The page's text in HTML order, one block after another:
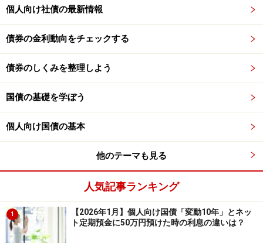
個人向け社債の最新情報
債券の金利動向をチェックする
債券のしくみを整理しよう
国債の基礎を学ぼう
個人向け国債の基本
他のテーマも見る
人気記事ランキング
1
【2026年1月】個人向け国債「変動10年」とネッ
ト定期預金に50万円預けた時の利息の違いは？